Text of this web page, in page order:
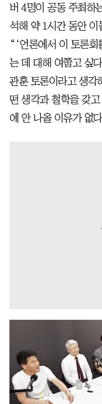
버 4명이 공동 주최하
석해 약 1시간 동안
“‘언론에서 이 토론
는 데 대해 여쭙고 싶
관훈 토론이라고 생각
떤 생각과 철학을 갖
에 안 나올 이유가 없